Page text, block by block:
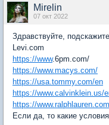
Mirelin
07 окт 2022
Здравствуйте,
Levi.com
https://www.6pm.com/
https://www.macys.com/
https://usa.tommy.com/en
https://www.calvinklein.us/
https://
Если да, то какие